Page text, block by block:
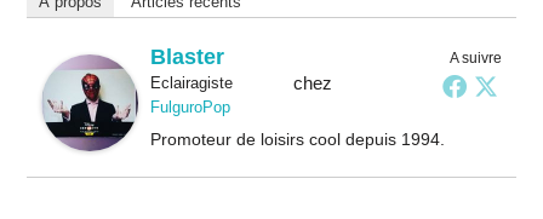
A suivre
Blaster
Eclairagistechez
FulguroPop
Promoteur de loisirs cool depuis 1994.